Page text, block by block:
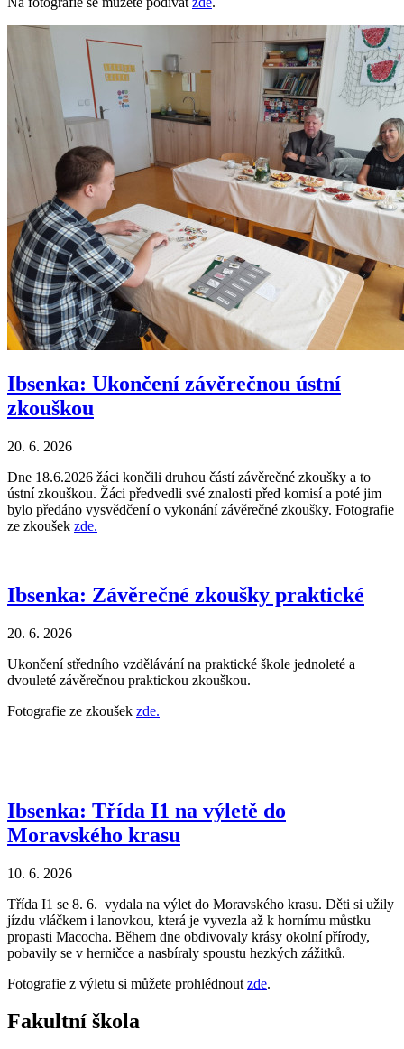
Ibsenka: Ukončení závěrečnou ústní
zkouškou
20. 6. 2026
Dne 18.6.2026 žáci končili druhou částí závěrečné zkoušky a to
ústní zkouškou. Žáci předvedli své znalosti před komisí a poté jim
bylo předáno vysvědčení o vykonání závěrečné zkoušky. Fotografie
ze zkoušek zde.
Ibsenka: Závěrečné zkoušky praktické
20. 6. 2026
Ukončení středního vzdělávání na praktické škole jednoleté a
dvouleté závěrečnou praktickou zkouškou.
Fotografie ze zkoušek zde.
Ibsenka: Třída I1 na výletě do
Moravského krasu
10. 6. 2026
Třída I1 se 8. 6. vydala na výlet do Moravského krasu. Děti si užily
jízdu vláčkem i lanovkou, která je vyvezla až k hornímu můstku
propasti Macocha. Během dne obdivovaly krásy okolní přírody,
pobavily se v herničce a nasbíraly spoustu hezkých zážitků.
Fotografie z výletu si můžete prohlédnout zde.
Fakultní škola